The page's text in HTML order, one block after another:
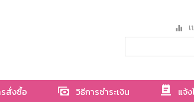
สั่งซื้อ วิธีการชำระเงิน แจ้